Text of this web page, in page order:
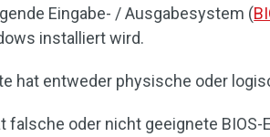
Eingabe- / Ausgabesystem (
installiert wird.
hat entweder physische oder
falsche oder nicht geeignete